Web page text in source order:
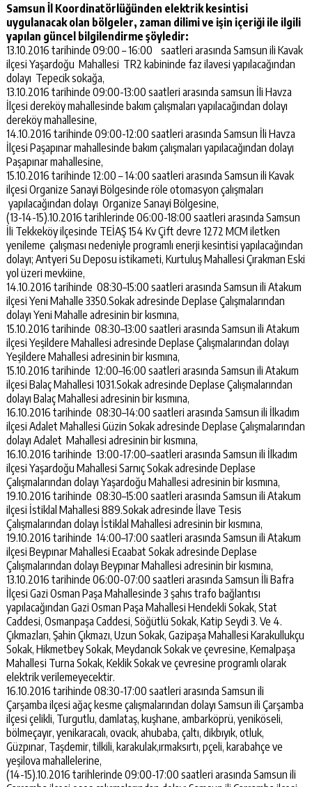
Samsun İl Koordinatörlüğünden elektrik kesintisi
uygulanacak olan bölgeler, zaman dilimi ve işin içeriği ile ilgili
yapılan güncel bilgilendirme şöyledir:
13.10.2016 tarihinde 09:00 – 16:00 saatleri arasında Samsun ili Kavak
ilçesi Yaşardoğu Mahallesi TR2 kabininde faz ilavesi yapılacağından
dolayı Tepecik sokağa,
13.10.2016 tarihinde 09:00-13:00 saatleri arasında samsun İli Havza
İlçesi dereköy mahallesinde bakım çalışmaları yapılacağından dolayı
dereköy mahallesine,
14.10.2016 tarihinde 09:00-12:00 saatleri arasında Samsun İli Havza
İlçesi Paşapınar mahallesinde bakım çalışmaları yapılacağından dolayı
Paşapınar mahallesine,
15.10.2016 tarihinde 12:00 – 14:00 saatleri arasında Samsun ili Kavak
ilçesi Organize Sanayi Bölgesinde röle otomasyon çalışmaları
yapılacağından dolayı Organize Sanayi Bölgesine,
(13-14-15).10.2016 tarihlerinde 06:00-18:00 saatleri arasında Samsun
İli Tekkeköy ilçesinde TEİAŞ 154 Kv Çift devre 1272 MCM iletken
yenileme çalışması nedeniyle programlı enerji kesintisi yapılacağından
dolayı; Antyeri Su Deposu istikameti, Kurtuluş Mahallesi Çırakman Eski
yol üzeri mevkiine,
14.10.2016 tarihinde 08:30–15:00 saatleri arasında Samsun ili Atakum
ilçesi Yeni Mahalle 3350.Sokak adresinde Deplase Çalışmalarından
dolayı Yeni Mahalle adresinin bir kısmına,
15.10.2016 tarihinde 08:30–13:00 saatleri arasında Samsun ili Atakum
ilçesi Yeşildere Mahallesi adresinde Deplase Çalışmalarından dolayı
Yeşildere Mahallesi adresinin bir kısmına,
15.10.2016 tarihinde 12:00–16:00 saatleri arasında Samsun ili Atakum
ilçesi Balaç Mahallesi 1031.Sokak adresinde Deplase Çalışmalarından
dolayı Balaç Mahallesi adresinin bir kısmına,
16.10.2016 tarihinde 08:30–14:00 saatleri arasında Samsun ili İlkadım
ilçesi Adalet Mahallesi Güzin Sokak adresinde Deplase Çalışmalarından
dolayı Adalet Mahallesi adresinin bir kısmına,
16.10.2016 tarihinde 13:00-17:00–saatleri arasında Samsun ili İlkadım
ilçesi Yaşardoğu Mahallesi Sarnıç Sokak adresinde Deplase
Çalışmalarından dolayı Yaşardoğu Mahallesi adresinin bir kısmına,
19.10.2016 tarihinde 08:30–15:00 saatleri arasında Samsun ili Atakum
ilçesi İstiklal Mahallesi 889.Sokak adresinde İlave Tesis
Çalışmalarından dolayı İstiklal Mahallesi adresinin bir kısmına,
19.10.2016 tarihinde 14:00–17:00 saatleri arasında Samsun ili Atakum
ilçesi Beypınar Mahallesi Ecaabat Sokak adresinde Deplase
Çalışmalarından dolayı Beypınar Mahallesi adresinin bir kısmına,
13.10.2016 tarihinde 06:00-07:00 saatleri arasında Samsun İli Bafra
İlçesi Gazi Osman Paşa Mahallesinde 3 şahıs trafo bağlantısı
yapılacağından Gazi Osman Paşa Mahallesi Hendekli Sokak, Stat
Caddesi, Osmanpaşa Caddesi, Söğütlü Sokak, Katip Seydi 3. Ve 4.
Çıkmazları, Şahin Çıkmazı, Uzun Sokak, Gazipaşa Mahallesi Karakullukçu
Sokak, Hikmetbey Sokak, Meydancık Sokak ve çevresine, Kemalpaşa
Mahallesi Turna Sokak, Keklik Sokak ve çevresine programlı olarak
elektrik verilemeyecektir.
16.10.2016 tarihinde 08:30-17:00 saatleri arasında Samsun ili
Çarşamba ilçesi ağaç kesme çalışmalarından dolayı Samsun ili Çarşamba
ilçesi çelikli, Turgutlu, damlataş, kuşhane, ambarköprü, yeniköseli,
bölmeçayır, yenikaracalı, ovacık, ahubaba, çaltı, dikbıyık, otluk,
Güzpınar, Taşdemir, tilkili, karakulak,ırmaksırtı, pçeli, karabahçe ve
yeşilova mahallelerine,
(14-15).10.2016 tarihlerinde 09:00-17:00 saatleri arasında Samsun ili